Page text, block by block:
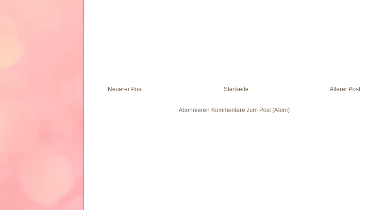
Neuerer Post Älterer Post
Startseite
Abonnieren Kommentare zum Post (Atom)